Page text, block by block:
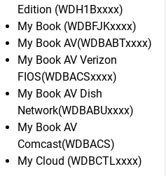
Edition (WDH1Bxxxx)
My Book (WDBFJKxxxx)
My Book AV(WDBABTxxxx)
My Book AV Verizon
FIOS(WDBACSxxxx)
My Book AV Dish
Network(WDBABUxxxx)
My Book AV
Comcast(WDBACS)
My Cloud (WDBCTLxxxx)